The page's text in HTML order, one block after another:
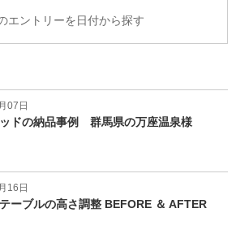
エントリーを日付から探す
07日
ドの納品事例 群馬県の万座温泉様
16日
ーブルの高さ調整 BEFORE ＆ AFTER